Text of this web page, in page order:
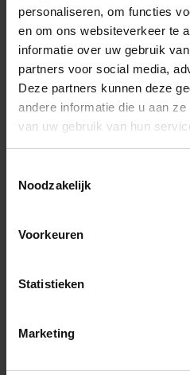
personaliseren, om functies
en om ons websiteverkeer te
informatie over uw gebruik
partners voor social media,
Deze partners kunnen deze
andere informatie die u aan
van uw gebruik van hun
Noodzakelijk
Voorkeuren
Statistieken
Marketing